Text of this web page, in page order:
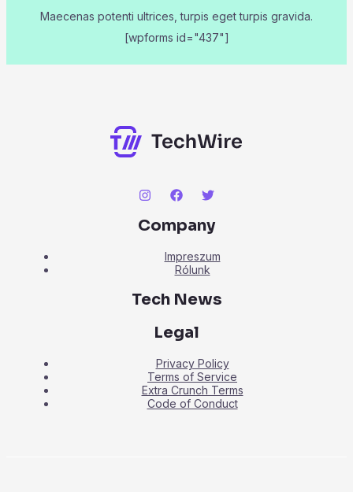
Maecenas potenti ultrices, turpis eget turpis gravida.
[wpforms id="437"]
Company
Impreszum
Rólunk
Tech News
Legal
Privacy Policy
Terms of Service
Extra Crunch Terms
Code of Conduct